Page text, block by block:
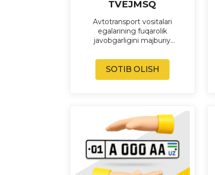
TVEJMSQ
Avtotransport vositalari
egalarining fuqarolik
javobgarligini majburiy
SOTIB OLISH